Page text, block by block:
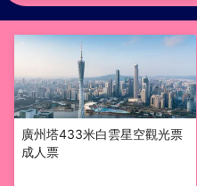
廣州塔433米白雲星空觀光票
成人票